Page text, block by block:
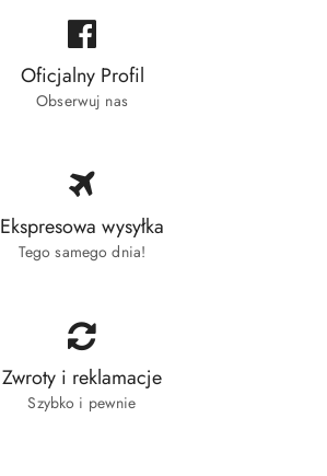
Oficjalny Profil
Obserwuj nas
Ekspresowa wysyłka
Tego samego dnia!
Zwroty i reklamacje
Szybko i pewnie